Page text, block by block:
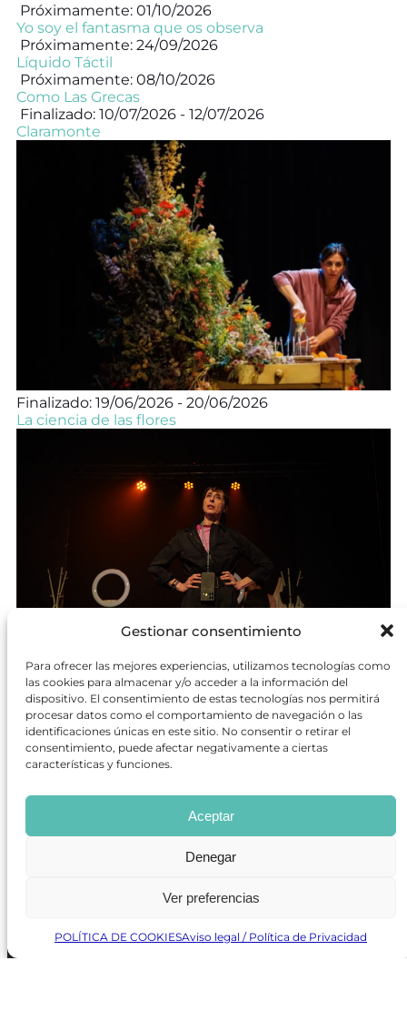
Gestionar consentimiento
Para ofrecer las mejores experiencias, utilizamos tecnologías como
las cookies para almacenar y/o acceder a la información del
dispositivo. El consentimiento de estas tecnologías nos permitirá
procesar datos como el comportamiento de navegación o las
identificaciones únicas en este sitio. No consentir o retirar el
consentimiento, puede afectar negativamente a ciertas
características y funciones.
Aceptar
Denegar
Ver preferencias
POLÍTICA DE COOKIESAviso legal / Política de Privacidad
Próximamente: 01/10/2026
Yo soy el fantasma que os observa
Próximamente: 24/09/2026
Líquido Táctil
Próximamente: 08/10/2026
Como Las Grecas
Finalizado: 10/07/2026 - 12/07/2026
Claramonte
Finalizado: 19/06/2026 - 20/06/2026
La ciencia de las flores
Finalizado: 18/06/2026 - 19/06/2026
La teoría de la abuela
SUSCRÍBETE
×
Política de Protección de Datos